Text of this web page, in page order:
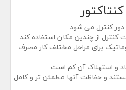
برای مراحل مختلف کار مصرف
و حفاظت آنها مطمئن تر و کامل